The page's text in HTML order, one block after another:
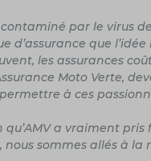
contaminé par le virus
d’assurance que
les assurances
Assurance Moto Verte,
à ces
qu’AMV a vraiment
nous sommes allés à